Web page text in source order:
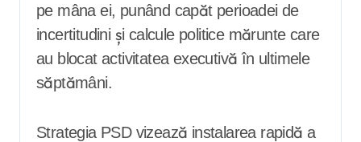
pe mâna ei, punând capăt perioadei de
incertitudini și calcule politice mărunte care
au blocat activitatea executivă în ultimele
săptămâni.
Strategia PSD vizează instalarea rapidă a